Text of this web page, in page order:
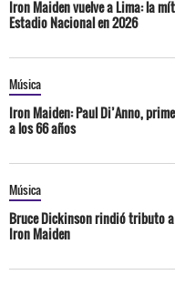
Iron Maiden vuelve a Lima: la
Estadio Nacional en 2026
Música
Iron Maiden: Paul Di’Anno,
a los 66 años
Música
Bruce Dickinson rindió tributo a
Iron Maiden